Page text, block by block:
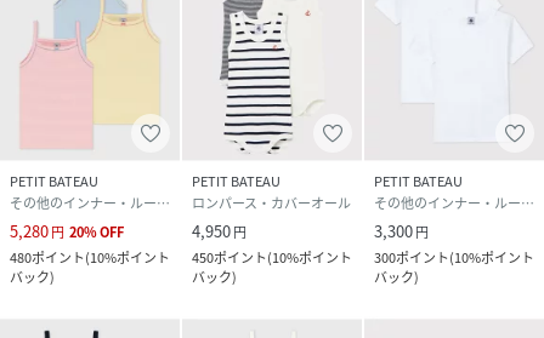
PETIT BATEAU
その他のインナー・ルームウェア
5,280円 20%OFF
480ポイント(10%ポイント
バック)
PETIT BATEAU
ロンパース・カバーオール
4,950円
450ポイント(10%ポイント
バック)
PETIT BATEAU
その他のインナー・ルームウェア
3,300円
300ポイント(10%ポイント
バック)